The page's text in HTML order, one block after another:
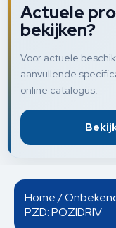
Actuele
bekijken?
Voor actuele
aanvullende
online catalogus.
Home/
PZD: POZIDRIV